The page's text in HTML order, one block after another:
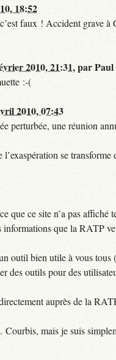
18:52
faux ! Accident grave
2010, 21:31,par
:-(
2010, 07:43
perturbée, une réunion
se transforme
que ce site n’a pas
que la RATP
outil bien utile à vous
des outils pour des
auprès de la
mais je suis